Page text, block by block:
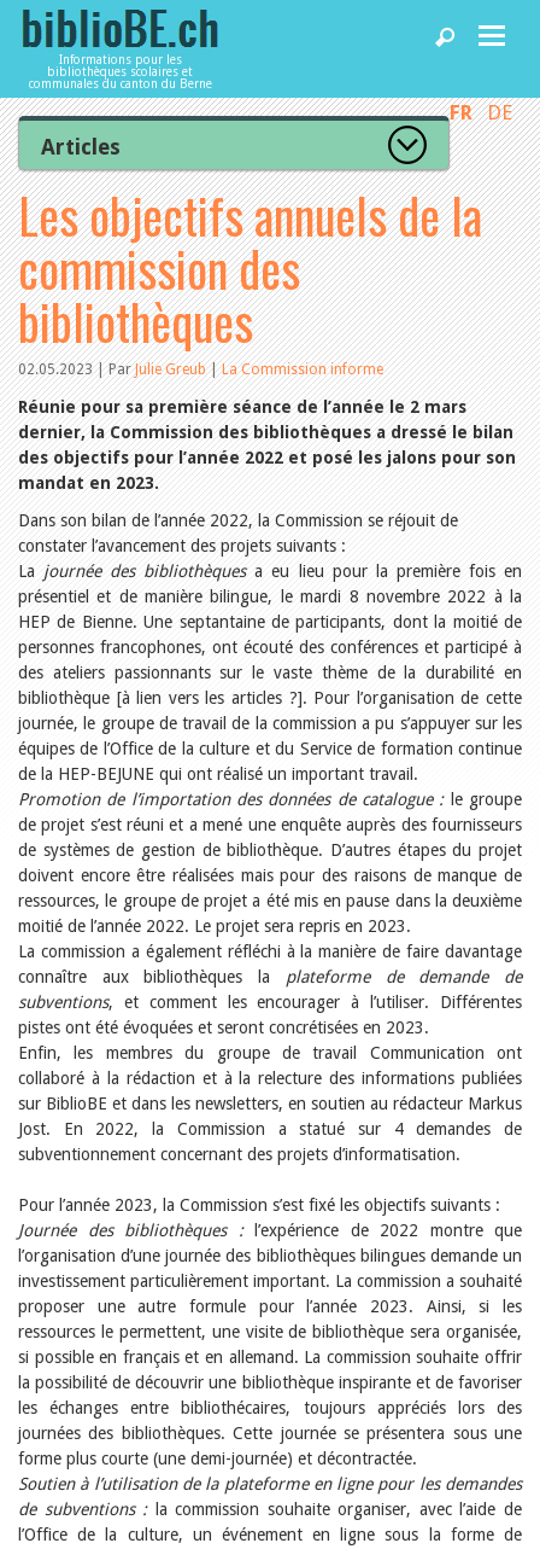
Informations pour les
bibliothèques scolaires et
communales du canton du Berne
Accueil
Articles
Bibliothèques
Agenda
Services
Utiliser biblioBE.ch
FR DE
Articles
Tous les articles
Articles recommandés
Les mieux notés
Catégories
L’Office de la culture informe
La Commission informe
Les bibliothèques informent
Organisation
Locaux et infrastructure
Collections
Utilisation
Finances
Personnel
Gestion de la qualité
Droit et politique
Relations publiques
Encouragement à la lecture
Du monde entier
Divers
Tags
Manifestations
Formation et perfectionnement
Animations
Jeune public
Ecole et bibliothèque
Bibliosuisse
Subventions cantonales
Subventions extraordinaires
Littérature de jeunesse
Membres de la commission
Encouragement des
bibliothèques
Bibliomedia
Tous les tags
Auteurs
Julie Greub
Sibylle Birrer
Javier Lopez
Andrea Grichting
Maria Aellig-Abate
Markus Jost
Markus Keel
Blaise Humbert-Droz
Sarah Jenni
Gabriela Hammel
Brigitte Burri
Tous les auteurs
Archives
Juillet 2026
Juin 2026
Mars 2026
Décembre 2025
Novembre 2025
Septembre 2025
Juillet 2025
Les objectifs annuels de la
commission des
bibliothèques
02.05.2023 | ParJulie Greub|La Commission informe
Réunie pour sa première séance de l’année le 2 mars
dernier, la Commission des bibliothèques a dressé le bilan
des objectifs pour l’année 2022 et posé les jalons pour son
mandat en 2023.
Dans son bilan de l’année 2022, la Commission se réjouit de
constater l’avancement des projets suivants :
La journée des bibliothèquesa eu lieu pour la première fois en
présentiel et de manière bilingue, le mardi 8 novembre 2022 à la
HEP de Bienne. Une septantaine de participants, dont la moitié de
personnes francophones, ont écouté des conférences et participé à
des ateliers passionnants sur le vaste thème de la durabilité en
bibliothèque [à lien vers les articles ?]. Pour l’organisation de cette
journée, le groupe de travail de la commission a pu s’appuyer sur les
équipes de l’Office de la culture et du Service de formation continue
de la HEP-BEJUNE qui ont réalisé un important travail.
Promotion de l’importation des données de catalogue :le groupe
de projet s’est réuni et a mené une enquête auprès des fournisseurs
de systèmes de gestion de bibliothèque. D’autres étapes du projet
doivent encore être réalisées mais pour des raisons de manque de
ressources, le groupe de projet a été mis en pause dans la deuxième
moitié de l’année 2022. Le projet sera repris en 2023.
La commission a également réfléchi à la manière de faire davantage
connaître aux bibliothèques la plateforme de demande de
subventions, et comment les encourager à l’utiliser. Différentes
pistes ont été évoquées et seront concrétisées en 2023.
Enfin, les membres du groupe de travail Communication ont
collaboré à la rédaction et à la relecture des informations publiées
sur BiblioBE et dans les newsletters, en soutien au rédacteur Markus
Jost. En 2022, la Commission a statué sur 4 demandes de
subventionnement concernant des projets d’informatisation.
Pour l’année 2023, la Commission s’est fixé les objectifs suivants :
Journée des bibliothèques :l’expérience de 2022 montre que
l’organisation d’une journée des bibliothèques bilingues demande un
investissement particulièrement important. La commission a souhaité
proposer une autre formule pour l’année 2023. Ainsi, si les
ressources le permettent, une visite de bibliothèque sera organisée,
si possible en français et en allemand. La commission souhaite offrir
la possibilité de découvrir une bibliothèque inspirante et de favoriser
les échanges entre bibliothécaires, toujours appréciés lors des
journées des bibliothèques. Cette journée se présentera sous une
forme plus courte (une demi-journée) et décontractée.
Soutien à l’utilisation de la plateforme en ligne pour les demandes
de subventions :la commission souhaite organiser, avec l’aide de
l’Office de la culture, un événement en ligne sous la forme de